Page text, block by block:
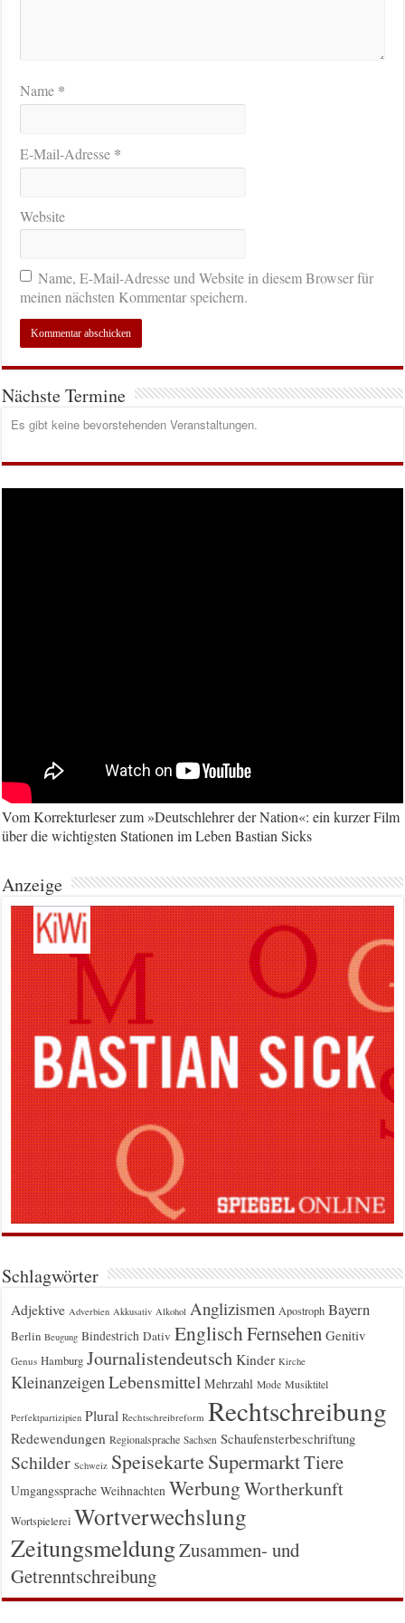
Name *
E-Mail-Adresse *
Website
Name, E-Mail-Adresse und Website in diesem Browser für
meinen nächsten Kommentar speichern.
Nächste Termine
Es gibt keine bevorstehenden Veranstaltungen.
Vom Korrekturleser zum »Deutschlehrer der Nation«: ein kurzer Film
über die wichtigsten Stationen im Leben Bastian Sicks
Anzeige
Schlagwörter
Adjektive Adverbien Akkusativ Alkohol Anglizismen Apostroph Bayern
Berlin Beugung Bindestrich Dativ EnglischFernsehen Genitiv
Genus Hamburg Journalistendeutsch Kinder Kirche
Kleinanzeigen Lebensmittel Mehrzahl Mode Musiktitel
Perfektpartizipien Plural Rechtschreibreform Rechtschreibung
Redewendungen Regionalsprache Sachsen Schaufensterbeschriftung
Schilder Schweiz Speisekarte SupermarktTiere
Umgangssprache Weihnachten WerbungWortherkunft
Wortspielerei Wortverwechslung
ZeitungsmeldungZusammen- und
Getrenntschreibung